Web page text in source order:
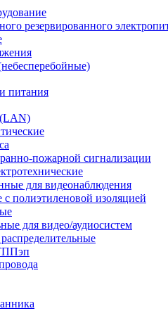
резервированного
питания
(LAN)
пожарной сигнализации
для видеонаблюдения
полиэтиленовой изоляцией
для видео/аудиосистем